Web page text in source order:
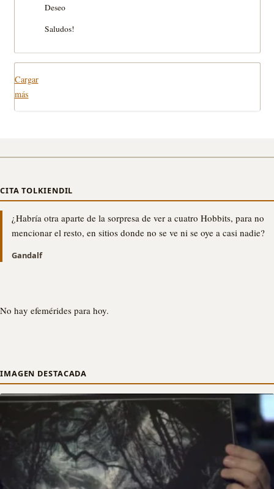
Deseo
Saludos!
Cargar
más
CITA TOLKIENDIL
¿Habría otra aparte de la sorpresa de ver a cuatro Hobbits, para no
mencionar el resto, en sitios donde no se ve ni se oye a casi nadie?
Gandalf
No hay efemérides para hoy.
IMAGEN DESTACADA